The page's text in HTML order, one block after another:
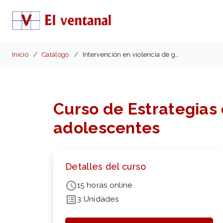
Inicio Catálogo Intervención en violencia de género adolescentes
Curso de
adolescentes
Detalles del curso
15 horas online
3 Unidades